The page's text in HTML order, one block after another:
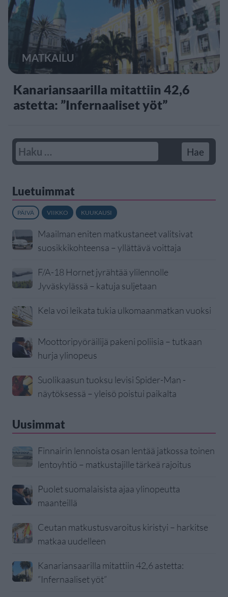
MATKAILU
Kanariansaarilla mitattiin 42,6
astetta: ”Infernaaliset yöt”
Luetuimmat
PÄIVÄ VIIKKO KUUKAUSI
Maailman eniten matkustaneet valitsivat
suosikkikohteensa – yllättävä voittaja
F/A-18 Hornet jyrähtää ylilennolle
Jyväskylässä – katuja suljetaan
Kela voi leikata tukia ulkomaanmatkan vuoksi
Moottoripyöräilijä pakeni poliisia – tutkaan
hurja ylinopeus
Suolikaasun tuoksu levisi Spider-Man -
näytöksessä – yleisö poistui paikalta
Uusimmat
Finnairin lennoista osan lentää jatkossa toinen
lentoyhtiö – matkustajille tärkeä rajoitus
Puolet suomalaisista ajaa ylinopeutta
maanteillä
Ceutan matkustusvaroitus kiristyi – harkitse
matkaa uudelleen
Kanariansaarilla mitattiin 42,6 astetta:
”Infernaaliset yöt”